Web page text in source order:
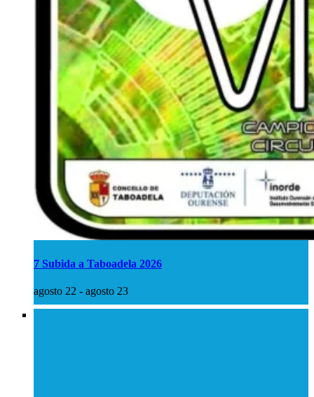
7 Subida a Taboadela 2026
agosto 22 - agosto 23